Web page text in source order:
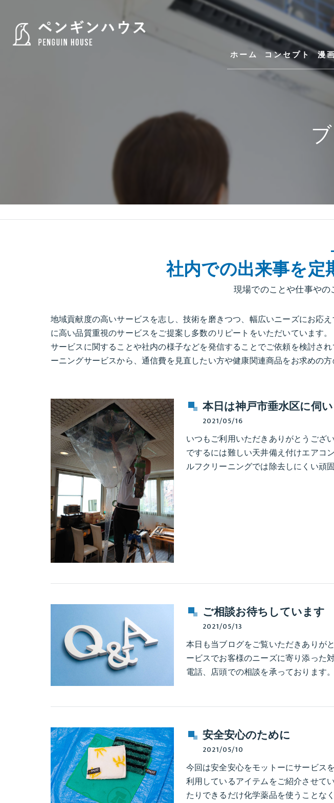
ホーム コンセプト 漫
社内での出来事を
現場でのことや仕事や
地域貢献度の高いサービスを志し、技術を磨きつつ、幅広いニーズにお応
に高い品質重視のサービスをご提案し多数のリピートをいただいています。
サービスに関することや社内の様子などを発信することでご依頼を検討さ
ーニングサービスから、通信費を見直したい方や健康関連商品をお求めの方
本日は神戸市垂水区に伺
2021/05/16
いつもご利用いただきありがとうござ
でするには難しい天井備え付けエアコ
ルフクリーニングでは除去しにくい頑
ご相談お待ちしています
2021/05/13
本日も当ブログをご覧いただきありが
ービスでお客様のニーズに寄り添った
電話、店頭での相談を承っております
安全安心のために
2021/05/10
今回は安全安心をモットーにサービス
利用しているアイテムをご紹介させて
たりできるだけ化学薬品を使うことな